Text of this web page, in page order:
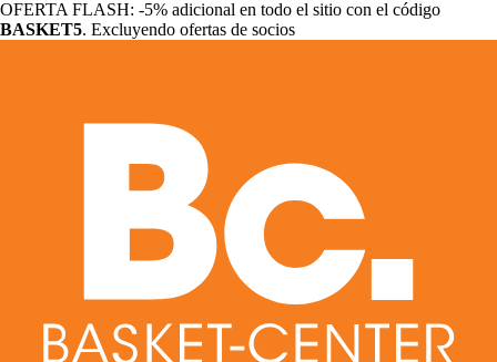
OFERTA FLASH: -5% adicional en todo el sitio con el código
BASKET5. Excluyendo ofertas de socios